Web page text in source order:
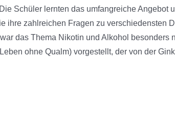
Schüler lernten das umfangreiche Angebot
ihre zahlreichen Fragen zu verschiedensten
das Thema Nikotin und Alkohol besonders
ohne Qualm) vorgestellt, der von der